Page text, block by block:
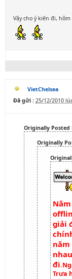
Vậy cho ý kiến đi,
VietChelsea
Đã gửi : 25/12/2010
Originally Posted
Originally
giải
năm
đi
Trưa